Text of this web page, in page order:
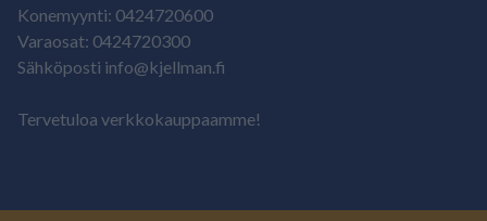
Konemyynti: 0424720600
Varaosat: 0424720300
Sähköposti info@kjellman.fi
Tervetuloa verkkokauppaamme!